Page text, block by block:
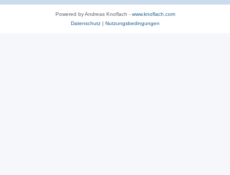
Powered by Andreas Knoflach - www.knoflach.com
Datenschutz| Nutzungsbedingungen